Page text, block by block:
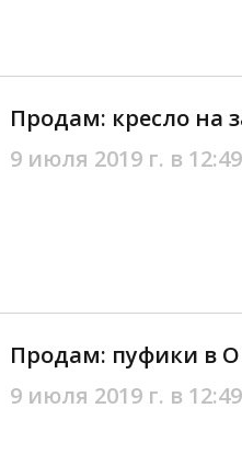
Продам: кресло на
9 июля 2019 г. в 12:49
Продам: пуфики в
9 июля 2019 г. в 12:49